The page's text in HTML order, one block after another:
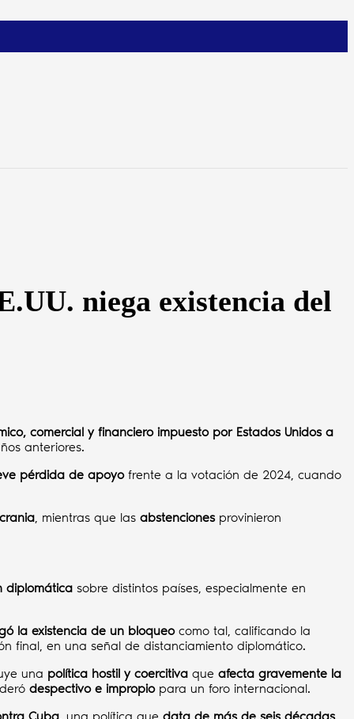
niega existencia del
comercial y financiero impuesto por Estados Unidos a
anteriores.
pérdida de apoyofrente a la votación de 2024, cuando
, mientras que las abstencionesprovinieron
diplomática sobre distintos países, especialmente en
la existencia de un bloqueocomo tal, calificando la
final, en una señal de distanciamiento diplomático.
una política hostil y coercitiva que afecta gravemente la
despectivo e impropiopara un foro internacional.